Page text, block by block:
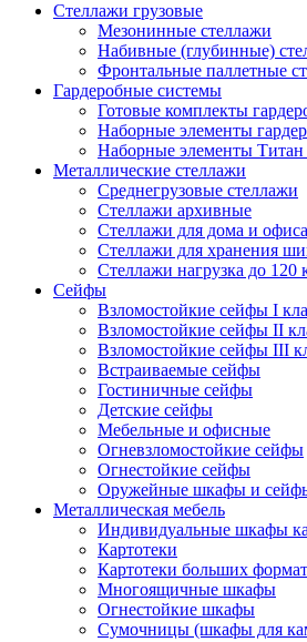
Стеллажи грузовые
Мезонинные стеллажи
Набивные (глубинные)
Фронтальные паллетные
Гардеробные системы
Готовые комплекты
Наборные элементы
Наборные элементы Титан
Металлические стеллажи
Среднегрузовые стеллажи
Стеллажи архивные
Стеллажи для дома и офиса
Стеллажи для хранения
Стеллажи нагрузка до 120
Сейфы
Взломостойкие сейфы I
Взломостойкие сейфы II
Взломостойкие сейфы III
Встраиваемые сейфы
Гостиничные сейфы
Детские сейфы
Мебельные и офисные
Огневзломостойкие сейфы
Огнестойкие сейфы
Оружейные шкафы и
Металлическая мебель
Индивидуальные шкафы
Картотеки
Картотеки больших
Многоящичные шкафы
Огнестойкие шкафы
Сумочницы (шкафы для